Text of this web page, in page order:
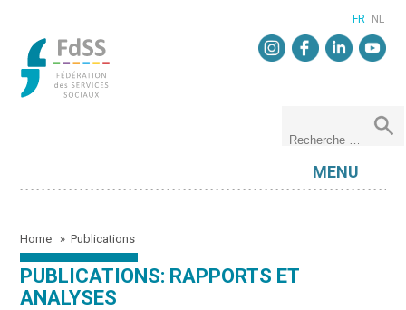
FR NL
MENU
Home »Publications
PUBLICATIONS: RAPPORTS ET
ANALYSES